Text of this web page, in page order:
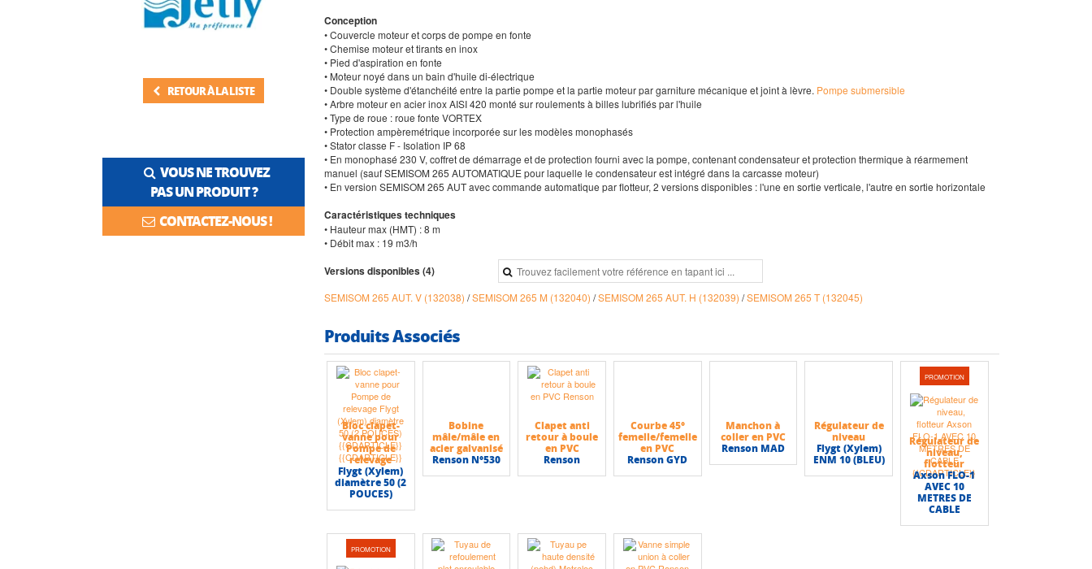
RETOUR À LA LISTE
VOUS NE TROUVEZ
PAS UN PRODUIT ?
CONTACTEZ-NOUS !
Conception
• Couvercle moteur et corps de pompe en fonte
• Chemise moteur et tirants en inox
• Pied d'aspiration en fonte
• Moteur noyé dans un bain d'huile di-électrique
• Double système d'étanchéité entre la partie pompe et la partie moteur par garniture mécanique et joint à lèvre. Pompe submersible
• Arbre moteur en acier inox AISI 420 monté sur roulements à billes lubrifiés par l'huile
• Type de roue : roue fonte VORTEX
• Protection ampèremétrique incorporée sur les modèles monophasés
• Stator classe F - Isolation IP 68
• En monophasé 230 V, coffret de démarrage et de protection fourni avec la pompe, contenant condensateur et protection thermique à réarmement
manuel (sauf SEMISOM 265 AUTOMATIQUE pour laquelle le condensateur est intégré dans la carcasse moteur)
• En version SEMISOM 265 AUT avec commande automatique par flotteur, 2 versions disponibles : l'une en sortie verticale, l'autre en sortie horizontale
Caractéristiques techniques
• Hauteur max (HMT) : 8 m
• Débit max : 19 m3/h
Versions disponibles (4)
SEMISOM 265 AUT. V (132038) /SEMISOM 265 M (132040) /SEMISOM 265 AUT. H (132039) /SEMISOM 265 T (132045)
Produits Associés
Bloc clapet-
vanne pour
Pompe de
relevage
Flygt (Xylem)
diamètre 50 (2
POUCES)
Bobine
mâle/mâle en
acier galvanisé
Renson N°530
Clapet anti
retour à boule
en PVC
Renson
Courbe 45°
femelle/femelle
en PVC
Renson GYD
Manchon à
coller en PVC
Renson MAD
Régulateur de
niveau
Flygt (Xylem)
ENM 10 (BLEU)
PROMOTION
Régulateur de
niveau,
flotteur
Axson FLO-1
AVEC 10
METRES DE
CABLE
PROMOTION